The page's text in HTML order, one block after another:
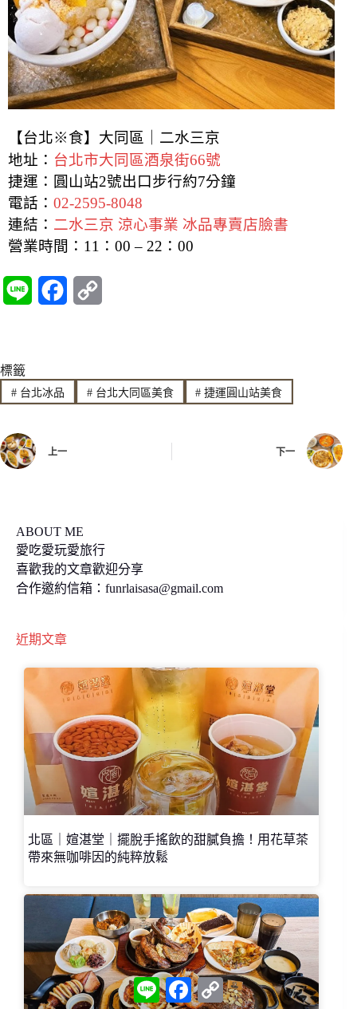
【台北※食】大同區｜二水三京
地址： 台北市大同區酒泉街66號
捷運：圓山站2號出口步行約7分鐘
電話： 02-2595-8048
連結： 二水三京 涼心事業 冰品專賣店臉書
營業時間：11：00 – 22：00
e e
b
y
L
標籤
#台北冰品 #台北大同區美食 # 捷運圓山站美食
上一 下一
ABOUT ME
愛吃愛玩愛旅行
喜歡我的文章歡迎分享
合作邀約信箱： funrlaisasa@gmail.com
近期文章
北區｜媗湛堂｜擺脫手搖飲的甜膩負擔！用花草茶
帶來無咖啡因的純粹放鬆
L
i
F
a
C
o